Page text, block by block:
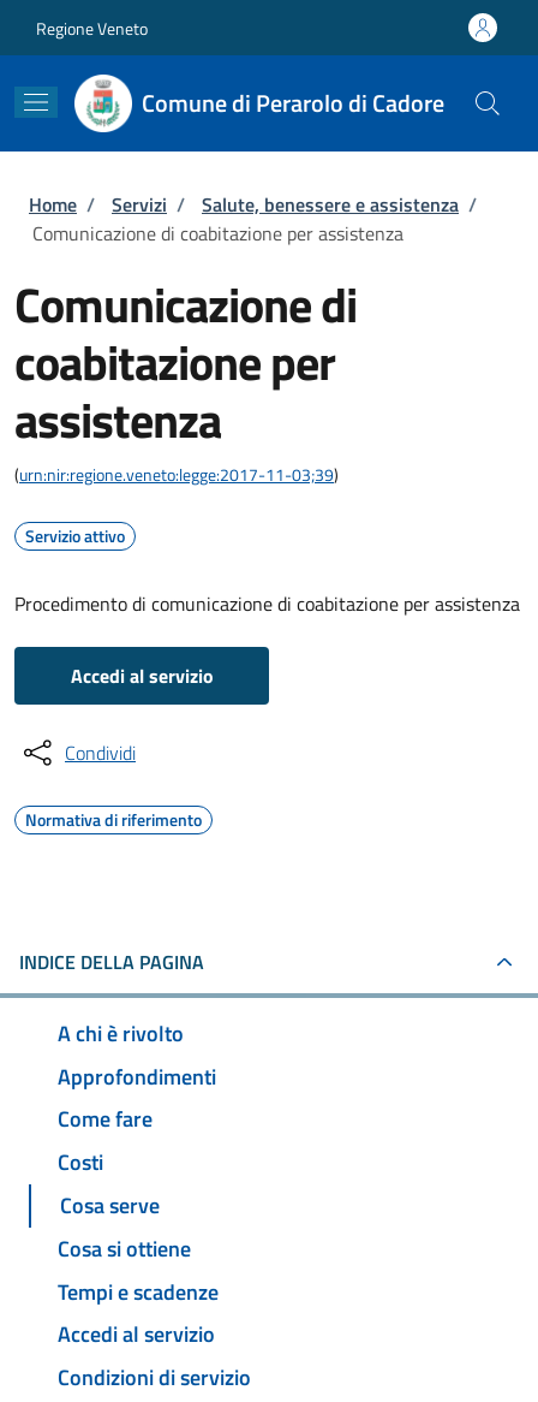
Regione Veneto
Comune di Perarolo di Cadore
Briciole di pane
Home / Servizi / Salute, benessere e assistenza /
Comunicazione di coabitazione per assistenza
Comunicazione di
coabitazione per
assistenza
(urn:nir:regione.veneto:legge:2017-11-03;39)
Servizio attivo
Procedimento di comunicazione di coabitazione per assistenza
Accedi al servizio
Condividi
Normativa di riferimento
INDICE DELLA PAGINA
A chi è rivolto
Approfondimenti
Come fare
Costi
Cosa serve
Cosa si ottiene
Tempi e scadenze
Accedi al servizio
Condizioni di servizio